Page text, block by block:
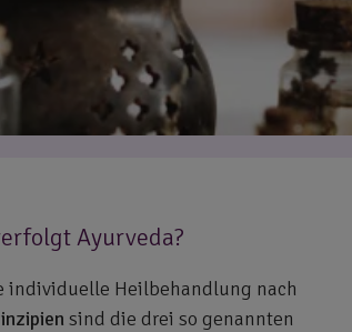
Ayurveda?
individuelle Heilbehandlung nach
sind die drei so genannten